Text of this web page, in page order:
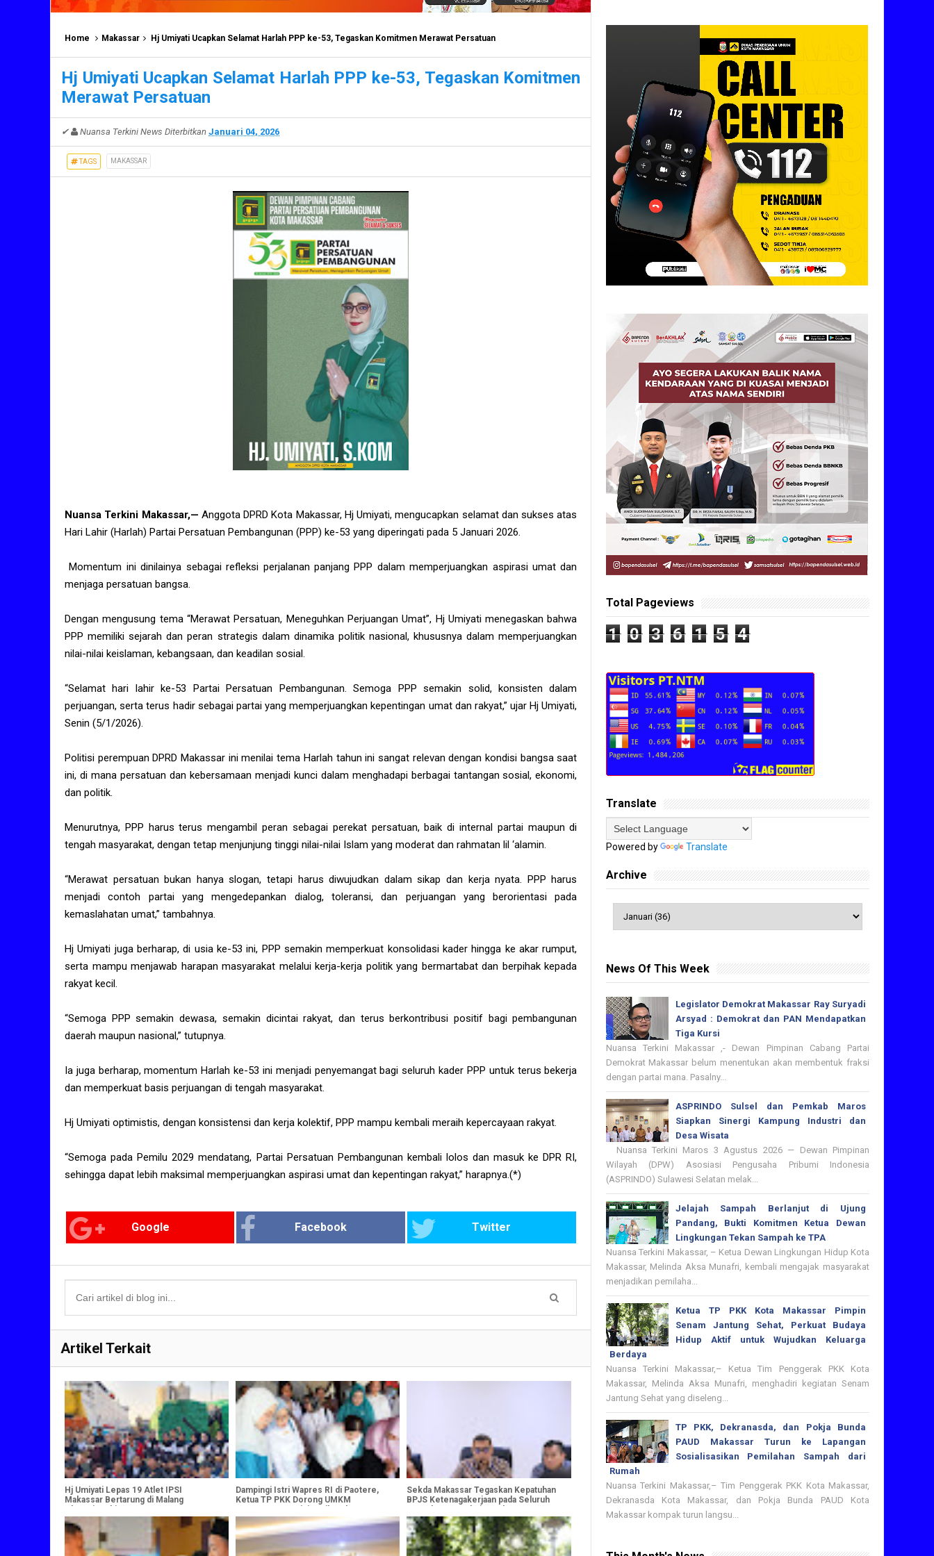
Home Makassar Hj Umiyati Ucapkan Selamat Harlah PPP ke-53, Tegaskan Komitmen Merawat Persatuan
Hj Umiyati Ucapkan Selamat Harlah PPP ke-53, Tegaskan Komitmen
Merawat Persatuan
✔ Nuansa Terkini News Diterbitkan Januari 04, 2026
TAGS MAKASSAR
Nuansa Terkini Makassar,— Anggota DPRD Kota Makassar, Hj Umiyati, mengucapkan selamat dan sukses atas
Hari Lahir (Harlah) Partai Persatuan Pembangunan (PPP) ke-53 yang diperingati pada 5 Januari 2026.
Momentum ini dinilainya sebagai refleksi perjalanan panjang PPP dalam memperjuangkan aspirasi umat dan
menjaga persatuan bangsa.
Dengan mengusung tema “Merawat Persatuan, Meneguhkan Perjuangan Umat”, Hj Umiyati menegaskan bahwa
PPP memiliki sejarah dan peran strategis dalam dinamika politik nasional, khususnya dalam memperjuangkan
nilai-nilai keislaman, kebangsaan, dan keadilan sosial.
“Selamat hari lahir ke-53 Partai Persatuan Pembangunan. Semoga PPP semakin solid, konsisten dalam
perjuangan, serta terus hadir sebagai partai yang memperjuangkan kepentingan umat dan rakyat,” ujar Hj Umiyati,
Senin (5/1/2026).
Politisi perempuan DPRD Makassar ini menilai tema Harlah tahun ini sangat relevan dengan kondisi bangsa saat
ini, di mana persatuan dan kebersamaan menjadi kunci dalam menghadapi berbagai tantangan sosial, ekonomi,
dan politik.
Menurutnya, PPP harus terus mengambil peran sebagai perekat persatuan, baik di internal partai maupun di
tengah masyarakat, dengan tetap menjunjung tinggi nilai-nilai Islam yang moderat dan rahmatan lil ‘alamin.
“Merawat persatuan bukan hanya slogan, tetapi harus diwujudkan dalam sikap dan kerja nyata. PPP harus
menjadi contoh partai yang mengedepankan dialog, toleransi, dan perjuangan yang berorientasi pada
kemaslahatan umat,” tambahnya.
Hj Umiyati juga berharap, di usia ke-53 ini, PPP semakin memperkuat konsolidasi kader hingga ke akar rumput,
serta mampu menjawab harapan masyarakat melalui kerja-kerja politik yang bermartabat dan berpihak kepada
rakyat kecil.
“Semoga PPP semakin dewasa, semakin dicintai rakyat, dan terus berkontribusi positif bagi pembangunan
daerah maupun nasional,” tutupnya.
Ia juga berharap, momentum Harlah ke-53 ini menjadi penyemangat bagi seluruh kader PPP untuk terus bekerja
dan memperkuat basis perjuangan di tengah masyarakat.
Hj Umiyati optimistis, dengan konsistensi dan kerja kolektif, PPP mampu kembali meraih kepercayaan rakyat.
“Semoga pada Pemilu 2029 mendatang, Partai Persatuan Pembangunan kembali lolos dan masuk ke DPR RI,
sehingga dapat lebih maksimal memperjuangkan aspirasi umat dan kepentingan rakyat,” harapnya.(*)
Google Facebook Twitter
Artikel Terkait
Hj Umiyati Lepas 19 Atlet IPSI
Makassar Bertarung di Malang
Championship VI
Dampingi Istri Wapres RI di Paotere,
Ketua TP PKK Dorong UMKM
Perempuan Pesisir Naik Kelas
Sekda Makassar Tegaskan Kepatuhan
BPJS Ketenagakerjaan pada Seluruh
Proyek Konstruksi Pemkot
Total Pageviews
1 0 3 6 1 5 4
Translate
Powered by Translate
Archive
News Of This Week
Legislator Demokrat Makassar Ray Suryadi
Arsyad : Demokrat dan PAN Mendapatkan
Tiga Kursi
Nuansa Terkini Makassar ,- Dewan Pimpinan Cabang Partai
Demokrat Makassar belum menentukan akan membentuk fraksi
dengan partai mana. Pasalny...
ASPRINDO Sulsel dan Pemkab Maros
Siapkan Sinergi Kampung Industri dan
Desa Wisata
Nuansa Terkini Maros 3 Agustus 2026 — Dewan Pimpinan
Wilayah (DPW) Asosiasi Pengusaha Pribumi Indonesia
(ASPRINDO) Sulawesi Selatan melak...
Jelajah Sampah Berlanjut di Ujung
Pandang, Bukti Komitmen Ketua Dewan
Lingkungan Tekan Sampah ke TPA
Nuansa Terkini Makassar, – Ketua Dewan Lingkungan Hidup Kota
Makassar, Melinda Aksa Munafri, kembali mengajak masyarakat
menjadikan pemilaha...
Ketua TP PKK Kota Makassar Pimpin
Senam Jantung Sehat, Perkuat Budaya
Hidup Aktif untuk Wujudkan Keluarga
Berdaya
Nuansa Terkini Makassar,– Ketua Tim Penggerak PKK Kota
Makassar, Melinda Aksa Munafri, menghadiri kegiatan Senam
Jantung Sehat yang diseleng...
TP PKK, Dekranasda, dan Pokja Bunda
PAUD Makassar Turun ke Lapangan
Sosialisasikan Pemilahan Sampah dari
Rumah
Nuansa Terkini Makassar,– Tim Penggerak PKK Kota Makassar,
Dekranasda Kota Makassar, dan Pokja Bunda PAUD Kota
Makassar kompak turun langsu...